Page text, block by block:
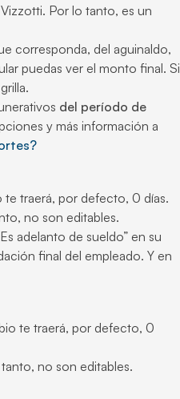
Por lo tanto, es un
corresponda, del aguinaldo,
puedas ver el monto final. Si
del período de
y más información a
te traerá, por defecto, 0 días.
no son editables.
adelanto de sueldo” en su
final del empleado. Y en
te traerá, por defecto, 0
no son editables.